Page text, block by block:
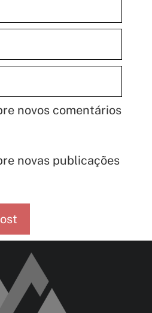
novos comentários
novas publicações